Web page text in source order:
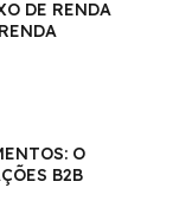
DE RENDA
O
B2B